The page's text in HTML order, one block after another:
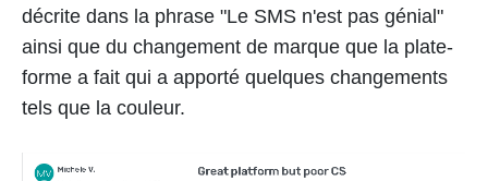
décrite dans la phrase "Le SMS n'est pas génial"
ainsi que du changement de marque que la plate-
forme a fait qui a apporté quelques changements
tels que la couleur.